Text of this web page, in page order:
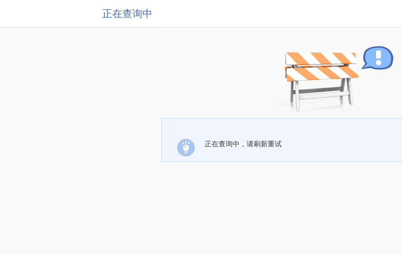
正在查询中
正在查询中，请刷新重试